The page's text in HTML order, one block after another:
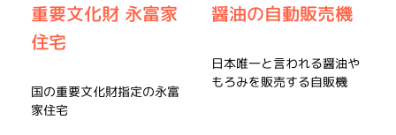
重要文化財 永富家
住宅
国の重要文化財指定の永富
家住宅
醤油の自動販売機
日本唯一と言われる醤油や
もろみを販売する自販機